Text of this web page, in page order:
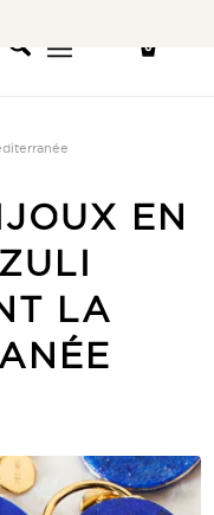
EN
LA